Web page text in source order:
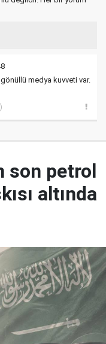
medya kuvveti var.
son petrol
altında